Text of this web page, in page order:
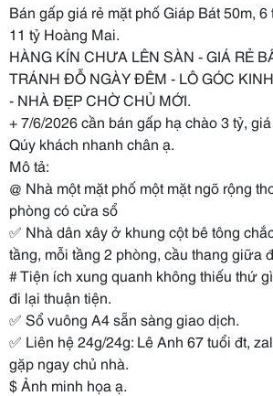
Bán gấp giá rẻ mặt phố Giáp Bát 50m, 6
11 tỷ Hoàng Mai.
HÀNG KÍN CHƯA LÊN SÀN - GIÁ RẺ
TRÁNH ĐỖ NGÀY ĐÊM - LÔ GÓC
- NHÀ ĐẸP CHỜ CHỦ MỚI.
+ 7/6/2026 cần bán gấp hạ chào 3 tỷ,
Qúy khách nhanh chân ạ.
Mô tả:
@ Nhà một mặt phố một mặt ngõ rộng
phòng có cửa sổ
✅ Nhà dân xây ở khung cột bê tông
tầng, mỗi tầng 2 phòng, cầu thang giữa
# Tiện ích xung quanh không thiếu thứ
đi lại thuận tiện.
✅ Sổ vuông A4 sẵn sàng giao dịch.
✅ Liên hệ 24g/24g: Lê Anh 67 tuổi đt,
gặp ngay chủ nhà.
$ Ảnh minh họa ạ.